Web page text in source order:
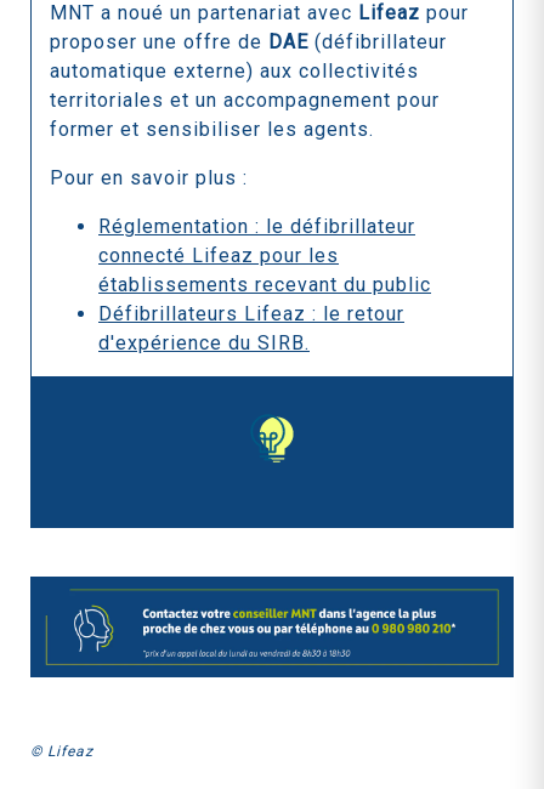
MNT a noué un partenariat avec Lifeaz pour
proposer une offre de DAE (défibrillateur
automatique externe) aux collectivités
territoriales et un accompagnement pour
former et sensibiliser les agents.
Pour en savoir plus :
Réglementation : le défibrillateur
connecté Lifeaz pour les
établissements recevant du public
Défibrillateurs Lifeaz : le retour
d'expérience du SIRB.
© Lifeaz